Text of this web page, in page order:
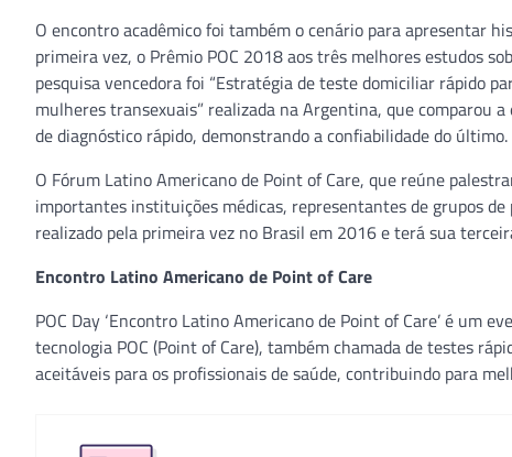
O encontro acadêmico foi também o cenário para apresentar
primeira vez, o Prêmio POC 2018 aos três melhores estudos
pesquisa vencedora foi “Estratégia de teste domiciliar rápido
mulheres transexuais” realizada na Argentina, que comparou
de diagnóstico rápido, demonstrando a confiabilidade do último.
O Fórum Latino Americano de Point of Care, que reúne
importantes instituições médicas, representantes de grupos
realizado pela primeira vez no Brasil em 2016 e terá sua
Encontro Latino Americano de Point of Care
POC Day ‘Encontro Latino Americano de Point of Care’ é um
tecnologia POC (Point of Care), também chamada de testes
aceitáveis para os profissionais de saúde, contribuindo para